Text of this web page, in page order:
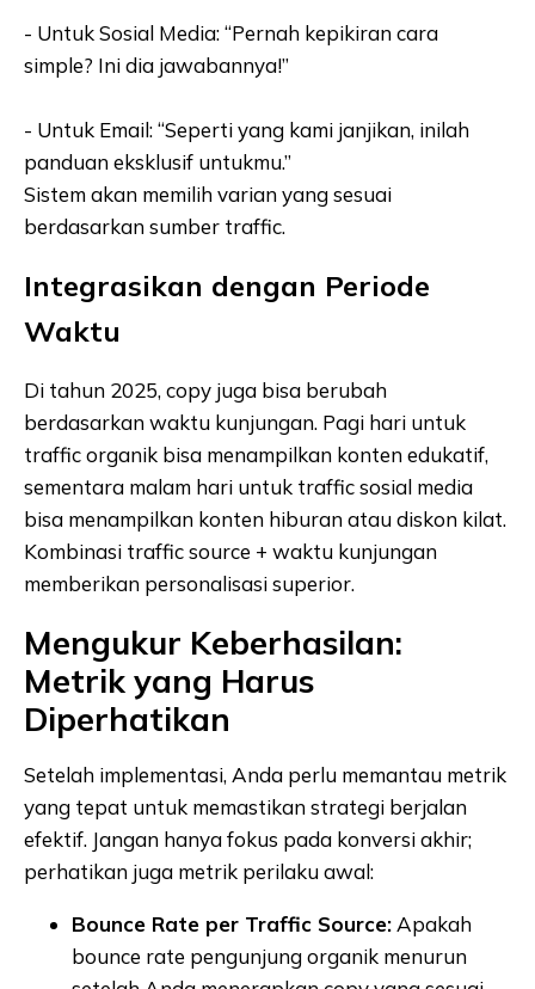
- Untuk Sosial Media: “Pernah kepikiran cara
simple? Ini dia jawabannya!”
- Untuk Email: “Seperti yang kami janjikan, inilah
panduan eksklusif untukmu.”
Sistem akan memilih varian yang sesuai
berdasarkan sumber traffic.
Integrasikan dengan Periode
Waktu
Di tahun 2025, copy juga bisa berubah
berdasarkan waktu kunjungan. Pagi hari untuk
traffic organik bisa menampilkan konten edukatif,
sementara malam hari untuk traffic sosial media
bisa menampilkan konten hiburan atau diskon kilat.
Kombinasi traffic source + waktu kunjungan
memberikan personalisasi superior.
Mengukur Keberhasilan:
Metrik yang Harus
Diperhatikan
Setelah implementasi, Anda perlu memantau metrik
yang tepat untuk memastikan strategi berjalan
efektif. Jangan hanya fokus pada konversi akhir;
perhatikan juga metrik perilaku awal:
Bounce Rate per Traffic Source: Apakah
bounce rate pengunjung organik menurun